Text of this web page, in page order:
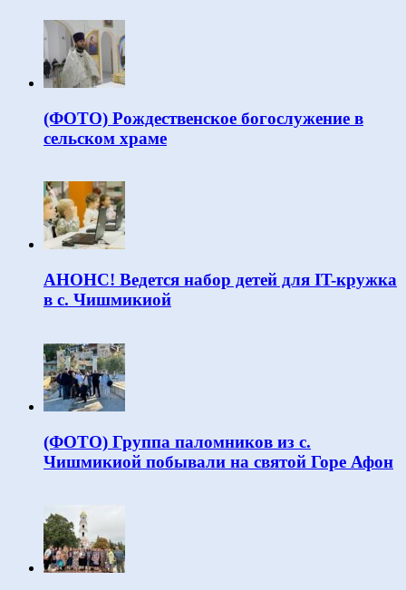
(ФОТО) Рождественское богослужение в
сельском храме
АНОНС! Ведется набор детей для IT-кружка
в с. Чишмикиой
(ФОТО) Группа паломников из с.
Чишмикиой побывали на святой Горе Афон